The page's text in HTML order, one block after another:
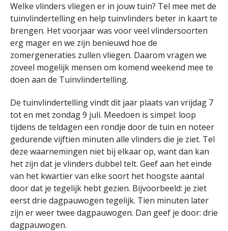
Welke vlinders vliegen er in jouw tuin? Tel mee met de
tuinvlindertelling en help tuinvlinders beter in kaart te
brengen. Het voorjaar was voor veel vlindersoorten
erg mager en we zijn benieuwd hoe de
zomergeneraties zullen vliegen. Daarom vragen we
zoveel mogelijk mensen om komend weekend mee te
doen aan de Tuinvlindertelling.
De tuinvlindertelling vindt dit jaar plaats van vrijdag 7
tot en met zondag 9 juli. Meedoen is simpel: loop
tijdens de teldagen een rondje door de tuin en noteer
gedurende vijftien minuten alle vlinders die je ziet. Tel
deze waarnemingen niet bij elkaar op, want dan kan
het zijn dat je vlinders dubbel telt. Geef aan het einde
van het kwartier van elke soort het hoogste aantal
door dat je tegelijk hebt gezien. Bijvoorbeeld: je ziet
eerst drie dagpauwogen tegelijk. Tien minuten later
zijn er weer twee dagpauwogen. Dan geef je door: drie
dagpauwogen.